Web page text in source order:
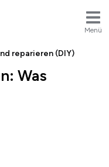
Menü
reparieren (DIY)
Was